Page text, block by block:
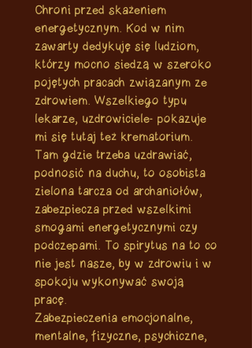
Chroni przed skażeniem
energetycznym. Kod w nim
zawarty dedykuję się ludziom,
którzy mocno siedzą w szeroko
pojętych pracach związanym ze
zdrowiem. Wszelkiego typu
lekarze, uzdrowiciele- pokazuje
mi się tutaj też krematorium.
Tam gdzie trzeba uzdrawiać,
podnosić na duchu, to osobista
zielona tarcza od archaniołów,
zabezpiecza przed wszelkimi
smogami energetycznymi czy
podczepami. To spirytus na to co
nie jest nasze, by w zdrowiu i w
spokoju wykonywać swoją
pracę.
Zabezpieczenia emocjonalne,
mentalne, fizyczne, psychiczne,